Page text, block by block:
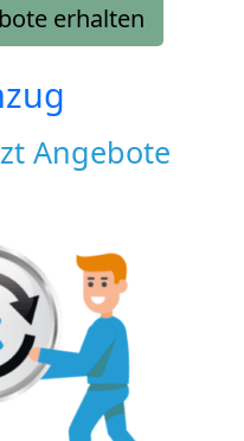
erhalten
Angebote